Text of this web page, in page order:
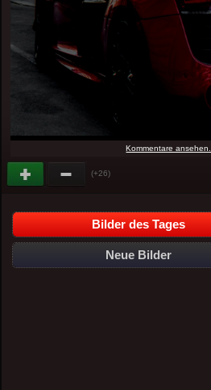
Kommentare
(+26)
Bilder des Tages
Neue Bilder